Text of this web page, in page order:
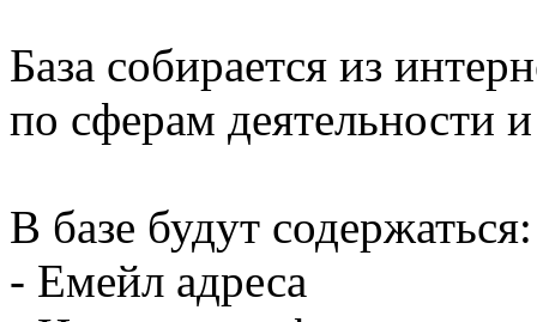
База собирается из
по сферам деятельности
В базе будут содержаться:
- Емейл адреса